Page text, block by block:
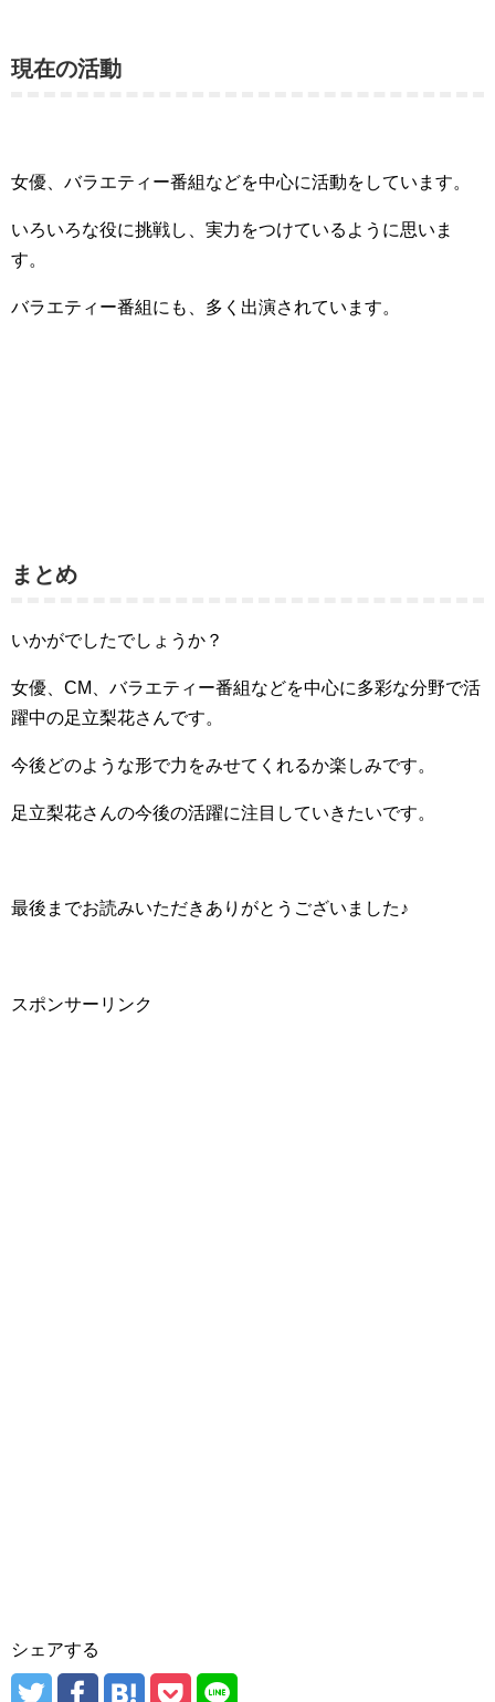
現在の活動
女優、バラエティー番組などを中心に活動をしています。
いろいろな役に挑戦し、実力をつけているように思いま
す。
バラエティー番組にも、多く出演されています。
まとめ
いかがでしたでしょうか？
女優、CM、バラエティー番組などを中心に多彩な分野で活
躍中の足立梨花さんです。
今後どのような形で力をみせてくれるか楽しみです。
足立梨花さんの今後の活躍に注目していきたいです。
最後までお読みいただきありがとうございました♪
スポンサーリンク
シェアする